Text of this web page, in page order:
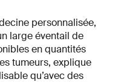
personnalisée,
large éventail de
en quantités
tumeurs, explique
qu’avec des